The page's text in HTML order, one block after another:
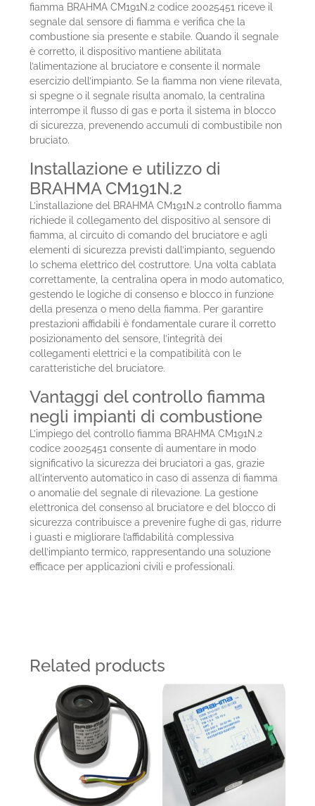
fiamma BRAHMA CM191N.2 codice 20025451 riceve il
segnale dal sensore di fiamma e verifica che la
combustione sia presente e stabile. Quando il segnale
è corretto, il dispositivo mantiene abilitata
l’alimentazione al bruciatore e consente il normale
esercizio dell’impianto. Se la fiamma non viene rilevata,
si spegne o il segnale risulta anomalo, la centralina
interrompe il flusso di gas e porta il sistema in blocco
di sicurezza, prevenendo accumuli di combustibile non
bruciato.
Installazione e utilizzo di
BRAHMA CM191N.2
L’installazione del BRAHMA CM191N.2 controllo fiamma
richiede il collegamento del dispositivo al sensore di
fiamma, al circuito di comando del bruciatore e agli
elementi di sicurezza previsti dall’impianto, seguendo
lo schema elettrico del costruttore. Una volta cablata
correttamente, la centralina opera in modo automatico,
gestendo le logiche di consenso e blocco in funzione
della presenza o meno della fiamma. Per garantire
prestazioni affidabili è fondamentale curare il corretto
posizionamento del sensore, l’integrità dei
collegamenti elettrici e la compatibilità con le
caratteristiche del bruciatore.
Vantaggi del controllo fiamma
negli impianti di combustione
L’impiego del controllo fiamma BRAHMA CM191N.2
codice 20025451 consente di aumentare in modo
significativo la sicurezza dei bruciatori a gas, grazie
all’intervento automatico in caso di assenza di fiamma
o anomalie del segnale di rilevazione. La gestione
elettronica del consenso al bruciatore e del blocco di
sicurezza contribuisce a prevenire fughe di gas, ridurre
i guasti e migliorare l’affidabilità complessiva
dell’impianto termico, rappresentando una soluzione
efficace per applicazioni civili e professionali.
Related products